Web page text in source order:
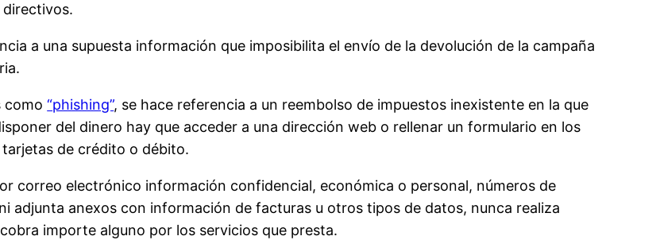
a una supuesta información que imposibilita el envío de la devolución de la campaña
como“phishing”, se hace referencia a un reembolso de impuestos inexistente en la que
del dinero hay que acceder a una dirección web o rellenar un formulario en los
de crédito o débito.
correo electrónico información confidencial, económica o personal, números de
adjunta anexos con información de facturas u otros tipos de datos, nunca realiza
importe alguno por los servicios que presta.